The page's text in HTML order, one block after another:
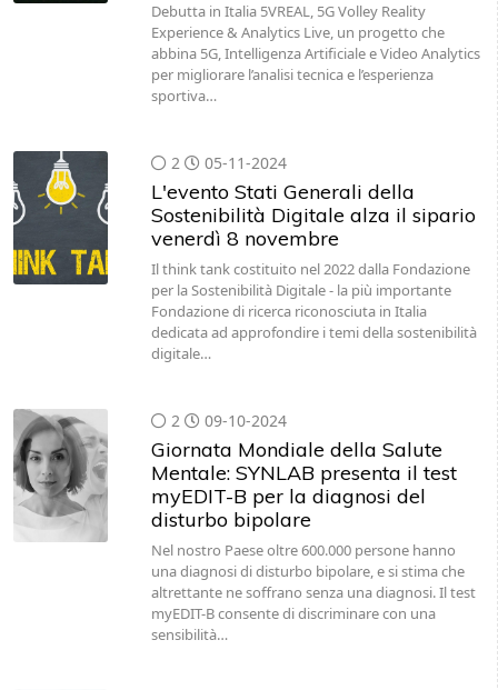
Debutta in Italia 5VREAL, 5G Volley Reality
Experience & Analytics Live, un progetto che
abbina 5G, Intelligenza Artificiale e Video Analytics
per migliorare l’analisi tecnica e l’esperienza
sportiva…
2 05-11-2024
L'evento Stati Generali della
Sostenibilità Digitale alza il sipario
venerdì 8 novembre
Il think tank costituito nel 2022 dalla Fondazione
per la Sostenibilità Digitale - la più importante
Fondazione di ricerca riconosciuta in Italia
dedicata ad approfondire i temi della sostenibilità
digitale…
2 09-10-2024
Giornata Mondiale della Salute
Mentale: SYNLAB presenta il test
myEDIT-B per la diagnosi del
disturbo bipolare
Nel nostro Paese oltre 600.000 persone hanno
una diagnosi di disturbo bipolare, e si stima che
altrettante ne soffrano senza una diagnosi. Il test
myEDIT-B consente di discriminare con una
sensibilità…